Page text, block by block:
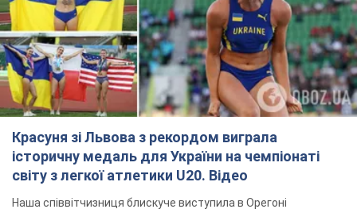
Красуня зі Львова з рекордом виграла
історичну медаль для України на чемпіонаті
світу з легкої атлетики U20. Відео
Наша співвітчизниця блискуче виступила в Орегоні